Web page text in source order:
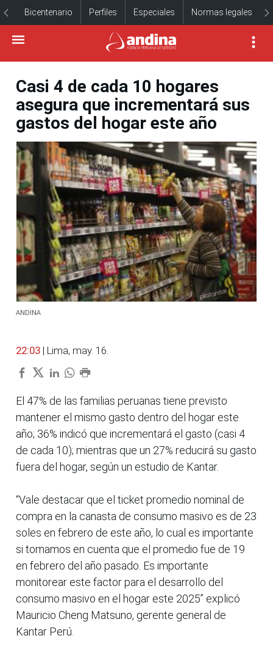
Bicentenario Perfiles Especiales Normas legales
Casi 4 de cada 10 hogares
asegura que incrementará sus
gastos del hogar este año
ANDINA
22:03 | Lima, may. 16.
El 47% de las familias peruanas tiene previsto
mantener el mismo gasto dentro del hogar este
año; 36% indicó que incrementará el gasto (casi 4
de cada 10); mientras que un 27% reducirá su gasto
fuera del hogar, según un estudio de Kantar.
“Vale destacar que el ticket promedio nominal de
compra en la canasta de consumo masivo es de 23
soles en febrero de este año, lo cual es importante
si tomamos en cuenta que el promedio fue de 19
en febrero del año pasado. Es importante
monitorear este factor para el desarrollo del
consumo masivo en el hogar este 2025” explicó
Mauricio Cheng Matsuno, gerente general de
Kantar Perú.